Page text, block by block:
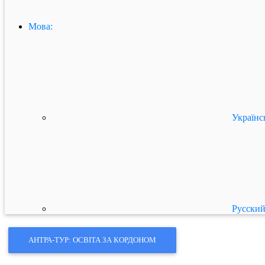
Мова:
Русский
АНТРА-ТУР: ОСВІТА ЗА КОРДОНОМ